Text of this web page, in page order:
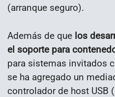
(arranque seguro).
Además de que los
el soporte para
para sistemas invitados
se ha agregado un
controlador de host USB